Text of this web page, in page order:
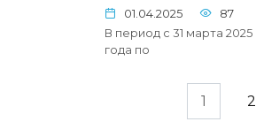
01.04.2025
87
В период с 31 марта 2025
года по
1 2